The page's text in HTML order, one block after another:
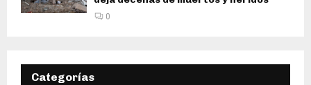
0
Categorías